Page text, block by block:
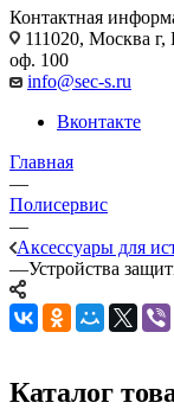
Контактная
111020, Москва г,
оф. 100
info@sec-s.ru
Вконтакте
Главная
—
Полисервис
—
Аксессуары для
—Устройства
Каталог